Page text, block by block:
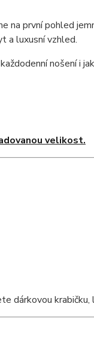
na první pohled
a luxusní vzhled.
nošení i
velikost.
dárkovou